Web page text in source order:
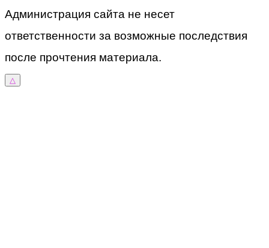
Администрация сайта не несет
ответственности за возможные последствия
после прочтения материала.